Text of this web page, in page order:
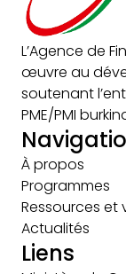
L’Agence de
œuvre au
soutenant
PME/PMI
À propos
Programmes
Ressources et
Actualités
Liens